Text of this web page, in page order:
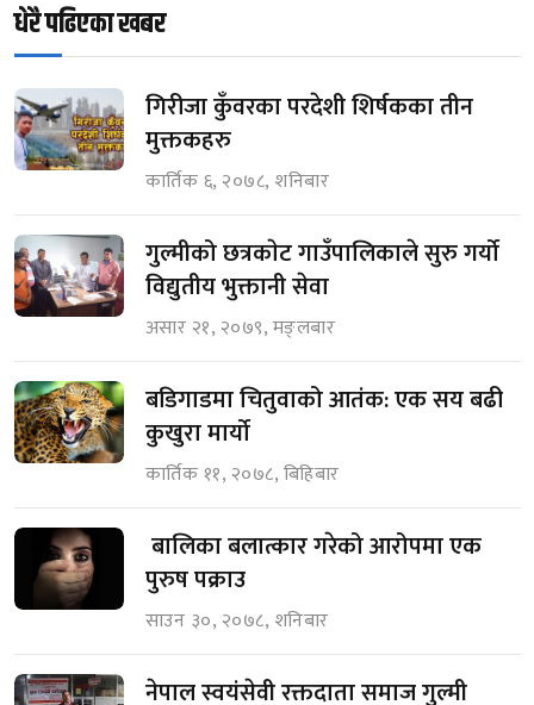
धेरै पढिएका खबर
गिरीजा कुँवरका परदेशी शिर्षकका तीन
मुक्तकहरु
कार्तिक ६, २०७८, शनिबार
गुल्मीको छत्रकाेट गाउँपालिकाले सुरु गर्यो
विद्युतीय भुक्तानी सेवा
असार २१, २०७९, मङ्लबार
बडिगाडमा चितुवाको आतंक: एक सय बढी
कुखुरा मार्यो
कार्तिक ११, २०७८, बिहिबार
बालिका बलात्कार गरेको आरोपमा एक
पुरुष पक्राउ
साउन ३०, २०७८, शनिबार
नेपाल स्वयंसेवी रक्तदाता समाज गुल्मी